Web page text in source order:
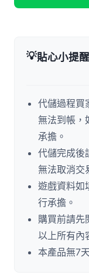
💡貼心小提醒
代儲過程買
無法到帳，
承擔。
代儲完成後
無法取消交
遊戲資料如
行承擔。
購買前請先
以上所有內
本產品無7